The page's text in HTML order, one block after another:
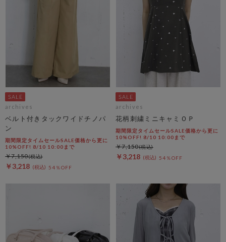
archives
ベルト付きタックワイドチノパ
ン
期間限定タイムセールSALE価格から更に
10%OFF! 8/10 10:00まで
￥3,218 54％OFF
￥7,150
archives
花柄刺繍ミニキャミＯＰ
期間限定タイムセールSALE価格から更に
10%OFF! 8/10 10:00まで
￥3,218 54％OFF
￥7,150